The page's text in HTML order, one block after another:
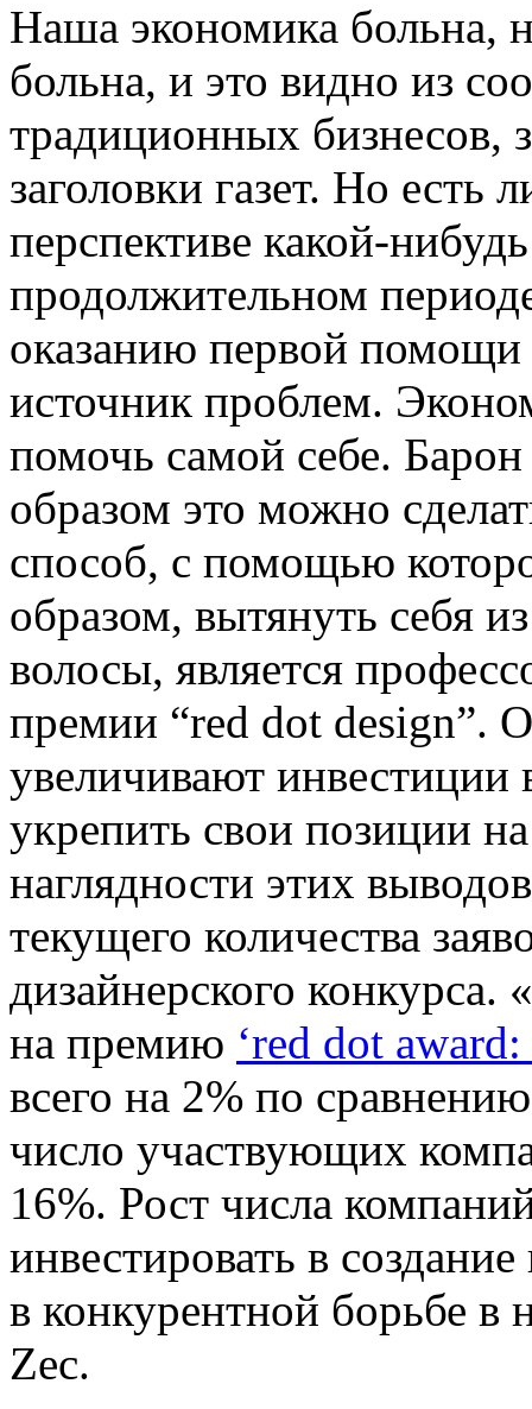
Наша экономика больна,
больна, и это видно из
традиционных бизнесов,
заголовки газет. Но есть
перспективе какой-
продолжительном
оказанию первой помощи
источник проблем.
помочь самой себе.
образом это можно
способ, с помощью
образом, вытянуть себя
волосы, является
премии “red dot design”.
увеличивают инвестиции
укрепить свои позиции
наглядности этих
текущего количества
дизайнерского конкурса.
на премию ‘red dot
всего на 2% по
число участвующих
16%. Рост числа
инвестировать в
в конкурентной борьбе в
Zec.